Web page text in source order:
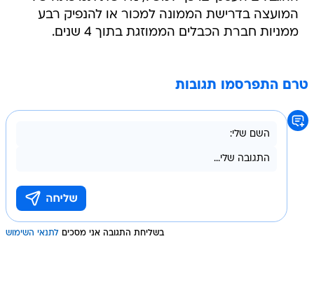
המועצה בדרישת הממונה למכור או להנפיק רבע
ממניות חברת הכבלים הממוזגת בתוך 4 שנים.
טרם התפרסמו תגובות
בשליחת התגובה אני מסכים לתנאי השימוש